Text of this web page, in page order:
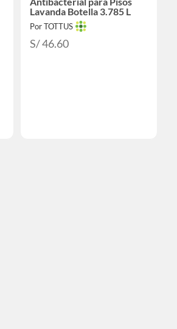
Lavanda Botella 3.785 L
Por TOTTUS
S/ 46.60